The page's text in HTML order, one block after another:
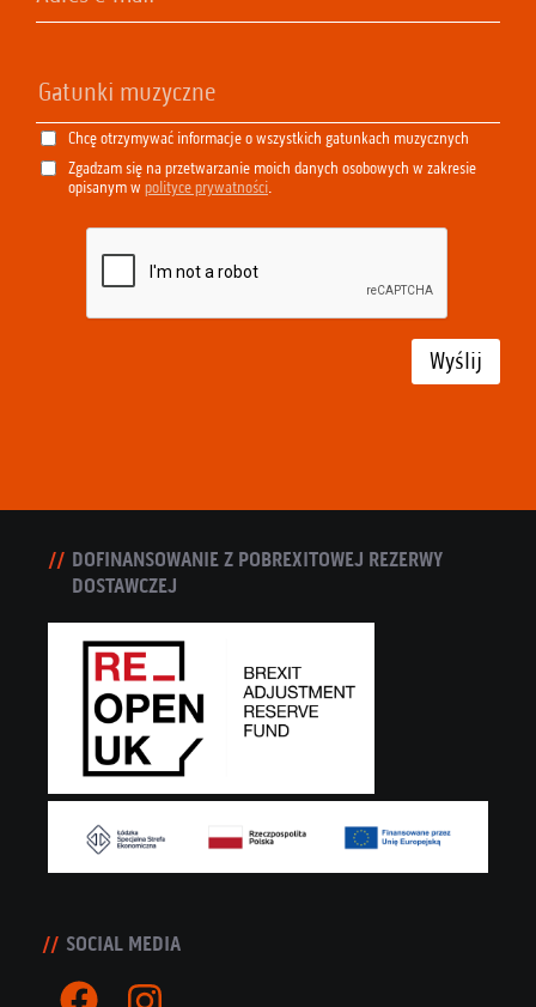
Chcę otrzymywać informacje o wszystkich gatunkach muzycznych
Zgadzam się na przetwarzanie moich danych osobowych w zakresie
opisanym w polityce prywatności.
Wyślij
DOFINANSOWANIE Z POBREXITOWEJ REZERWY
DOSTAWCZEJ
SOCIAL MEDIA